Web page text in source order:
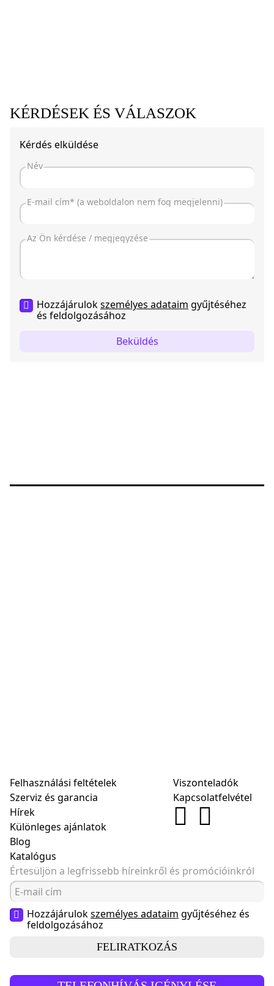
KÉRDÉSEK ÉS VÁLASZOK
Kérdés elküldése
Hozzájárulokszemélyes adataim gyűjtéséhez
és feldolgozásához
Beküldés
Felhasználási feltételek
Szerviz és garancia
Hírek
Különleges ajánlatok
Blog
Katalógus
Viszonteladók
Kapcsolatfelvétel
Értesüljön a legfrissebb híreinkről és promócióinkról
Hozzájárulokszemélyes adataim gyűjtéséhez és
feldolgozásához
FELIRATKOZÁS